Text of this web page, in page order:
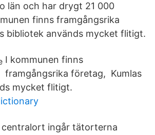
län och har drygt 21 000
finns framgångsrika
bibliotek används mycket flitigt.
I kommunen finns
framgångsrika företag, Kumlas
mycket flitigt.
centralort ingår tätorterna